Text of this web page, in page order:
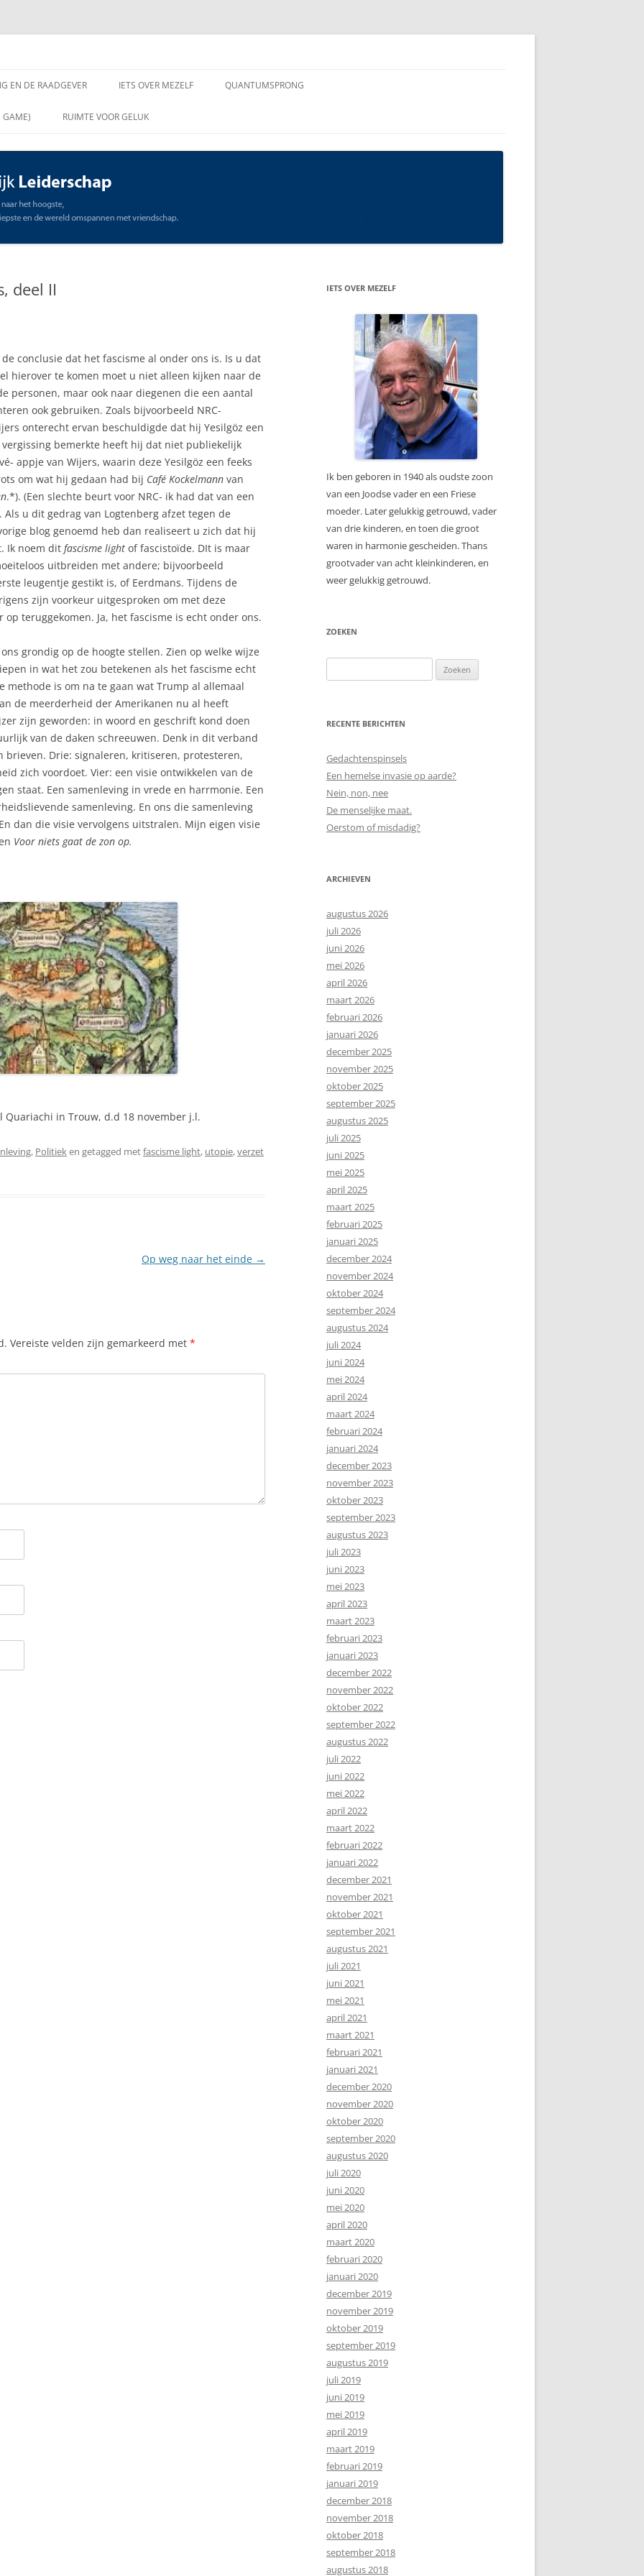
EN DE RAADGEVER
AAN DE
IETS OVER MEZELF QUANTUMSPRONG
GAME) RUIMTE VOOR GELUK
deel II
conclusie dat het fascisme al onder ons is. Is u dat
hierover te komen moet u niet alleen kijken naar de
personen, maar ook naar diegenen die een aantal
ook gebruiken. Zoals bijvoorbeeld NRC-
onterecht ervan beschuldigde dat hij Yesilgöz een
bemerkte heeft hij dat niet publiekelijk
appje van Wijers, waarin deze Yesilgöz een feeks
om wat hij gedaan had bij Café Kockelmann van
.*). (Een slechte beurt voor NRC- ik had dat van een
u dit gedrag van Logtenberg afzet tegen de
blog genoemd heb dan realiseert u zich dat hij
Ik noem dit fascisme light of fascistoïde. DIt is maar
uitbreiden met andere; bijvoorbeeld
leugentje gestikt is, of Eerdmans. Tijdens de
zijn voorkeur uitgesproken om met deze
teruggekomen. Ja, het fascisme is echt onder ons.
grondig op de hoogte stellen. Zien op welke wijze
in wat het zou betekenen als het fascisme echt
methode is om na te gaan wat Trump al allemaal
de meerderheid der Amerikanen nu al heeft
zijn geworden: in woord en geschrift kond doen
van de daken schreeuwen. Denk in dit verband
brieven. Drie: signaleren, kritiseren, protesteren,
zich voordoet. Vier: een visie ontwikkelen van de
staat. Een samenleving in vrede en harrmonie. Een
samenleving. En ons die samenleving
dan die visie vervolgens uitstralen. Mijn eigen visie
Voor niets gaat de zon op.
Quariachi in Trouw, d.d 18 november j.l.
, Politieken getagged metfascisme light, utopie,verzet
Op weg naar het einde →
Vereiste velden zijn gemarkeerd met *
IETS OVER MEZELF
Ik ben geboren in 1940 als oudste zoon
van een Joodse vader en een Friese
moeder. Later gelukkig getrouwd, vader
van drie kinderen, en toen die groot
waren in harmonie gescheiden. Thans
grootvader van acht kleinkinderen, en
weer gelukkig getrouwd.
ZOEKEN
naar:
RECENTE BERICHTEN
Gedachtenspinsels
Een hemelse invasie op aarde?
Nein, non, nee
De menselijke maat.
Oerstom of misdadig?
ARCHIEVEN
augustus 2026
juli 2026
juni 2026
mei 2026
april 2026
maart 2026
februari 2026
januari 2026
december 2025
november 2025
oktober 2025
september 2025
augustus 2025
juli 2025
juni 2025
mei 2025
april 2025
maart 2025
februari 2025
januari 2025
december 2024
november 2024
oktober 2024
september 2024
augustus 2024
juli 2024
juni 2024
mei 2024
april 2024
maart 2024
februari 2024
januari 2024
december 2023
november 2023
oktober 2023
september 2023
augustus 2023
juli 2023
juni 2023
mei 2023
april 2023
maart 2023
februari 2023
januari 2023
december 2022
november 2022
oktober 2022
september 2022
augustus 2022
juli 2022
juni 2022
mei 2022
april 2022
maart 2022
februari 2022
januari 2022
december 2021
november 2021
oktober 2021
september 2021
augustus 2021
juli 2021
juni 2021
mei 2021
april 2021
maart 2021
februari 2021
januari 2021
december 2020
november 2020
oktober 2020
september 2020
augustus 2020
juli 2020
juni 2020
mei 2020
april 2020
maart 2020
februari 2020
januari 2020
december 2019
november 2019
oktober 2019
september 2019
augustus 2019
juli 2019
juni 2019
mei 2019
april 2019
maart 2019
februari 2019
januari 2019
december 2018
november 2018
oktober 2018
september 2018
augustus 2018